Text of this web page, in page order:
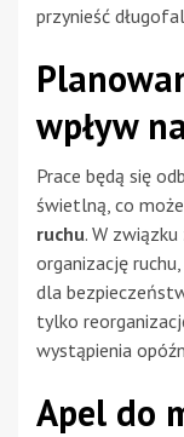
przynieść
wpływ
Prace będą się
świetlną, co
ruchu. W
organizację
dla
tylko
wystąpienia
Apel do